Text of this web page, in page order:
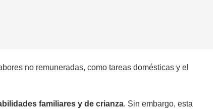
no remuneradas, como tareas domésticas y el
familiares y de crianza. Sin embargo, esta